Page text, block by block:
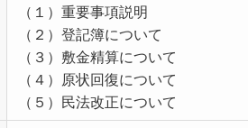
（１）重要事項説明
（２）登記簿について
（３）敷金精算について
（４）原状回復について
（５）民法改正について